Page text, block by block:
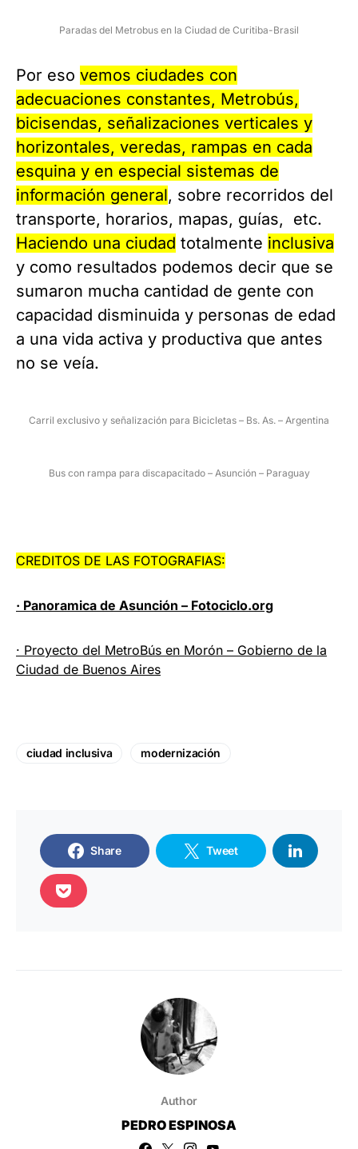
Paradas del Metrobus en la Ciudad de Curitiba-Brasil
Por eso vemos ciudades con
adecuaciones constantes, Metrobús,
bicisendas, señalizaciones verticales y
horizontales, veredas, rampas en cada
esquina y en especial sistemas de
información general, sobre recorridos del
transporte, horarios, mapas, guías, etc.
Haciendo una ciudad totalmente inclusiva
y como resultados podemos decir que se
sumaron mucha cantidad de gente con
capacidad disminuida y personas de edad
a una vida activa y productiva que antes
no se veía.
Carril exclusivo y señalización para Bicicletas – Bs. As. – Argentina
Bus con rampa para discapacitado – Asunción – Paraguay
CREDITOS DE LAS FOTOGRAFIAS:
· Panoramica de Asunción – Fotociclo.org
· Proyecto del MetroBús en Morón – Gobierno de la
Ciudad de Buenos Aires
ciudad inclusiva modernización
Share Tweet
Author
PEDRO ESPINOSA